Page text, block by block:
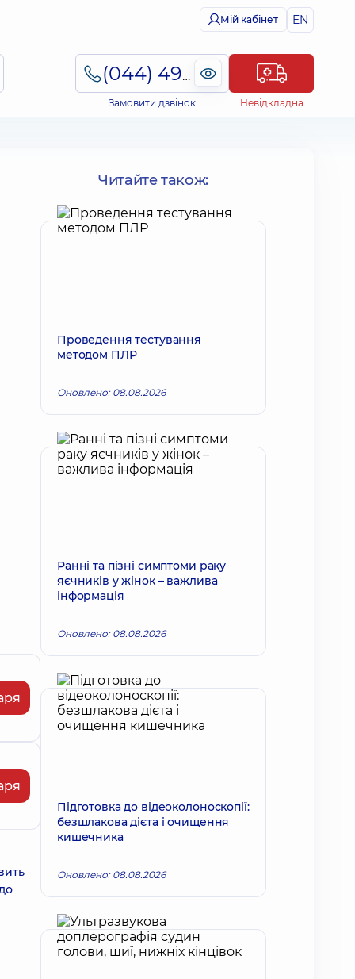
Мій кабінет EN
(044) 495-2-888
Замовити дзвінок Невідкладна
Читайте також:
Проведення тестування
методом ПЛР
Оновлено: 08.08.2026
Ранні та пізні симптоми раку
яєчників у жінок – важлива
інформація
Оновлено: 08.08.2026
Підготовка до відеоколоноскопії:
безшлакова дієта і очищення
кишечника
Оновлено: 08.08.2026